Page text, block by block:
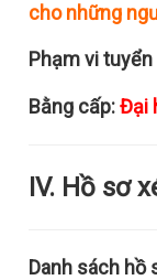
cho những
Phạm vi
Bằng cấp: Đại
IV. Hồ sơ
Danh sách hồ